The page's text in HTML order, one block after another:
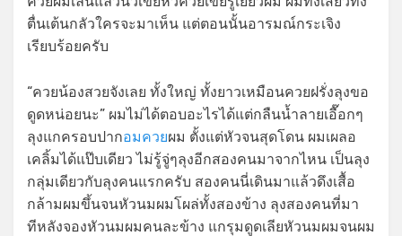
ตื่นเต้นกลัวใครจะมาเห็น แต่ตอนนั้นอารมณ์กระเจิง
เรียบร้อยครับ
“ควยน้องสวยจังเลย ทั้งใหญ่ ทั้งยาวเหมือนควยฝรั่งลุงขอ
ดูดหน่อยนะ” ผมไม่ได้ตอบอะไรได้แต่กลืนน้ำลายเอื๊อกๆ
ลุงแกครอบปากอมควยผม ตั้งแต่หัวจนสุดโดน ผมเผลอ
เคลิ้มได้แป๊บเดียว ไม่รู้จู่ๆลุงอีกสองคนมาจากไหน เป็นลุง
กลุ่มเดียวกับลุงคนแรกครับ สองคนนี่เดินมาแล้วดึงเสื้อ
กล้ามผมขึ้นจนหัวนมผมโผล่ทั้งสองข้าง ลุงสองคนที่มา
ทีหลังจองหัวนมผมคนละข้าง แกรุมดูดเลียหัวนมผมจนผม